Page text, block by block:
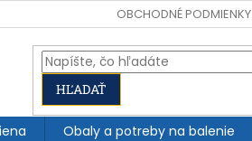
OBCHODNÉ PODMIENKY
HĽADAŤ
Obaly a potreby na balenie